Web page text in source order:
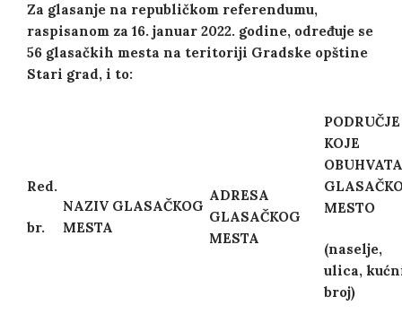
Za glasanje na republičkom referendumu,
raspisanom za 16. januar 2022. godine, određuje se
56 glasačkih mesta na teritoriji Gradske opštine
Stari grad, i to:
Red.
br.
NAZIV GLASAČKOG
MESTA
ADRESA
GLASAČKOG
MESTA
PODRUČJE
KOJE
OBUHVATA
MESTO
(naselje,
ulica,
broj)